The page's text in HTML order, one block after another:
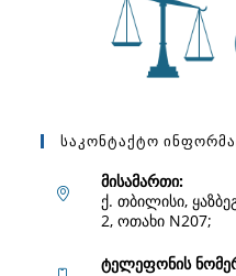
Საკონტაქტო
მისამართი:
ქ. თბილისი,
2, ოთახი N207;
ტელეფონის